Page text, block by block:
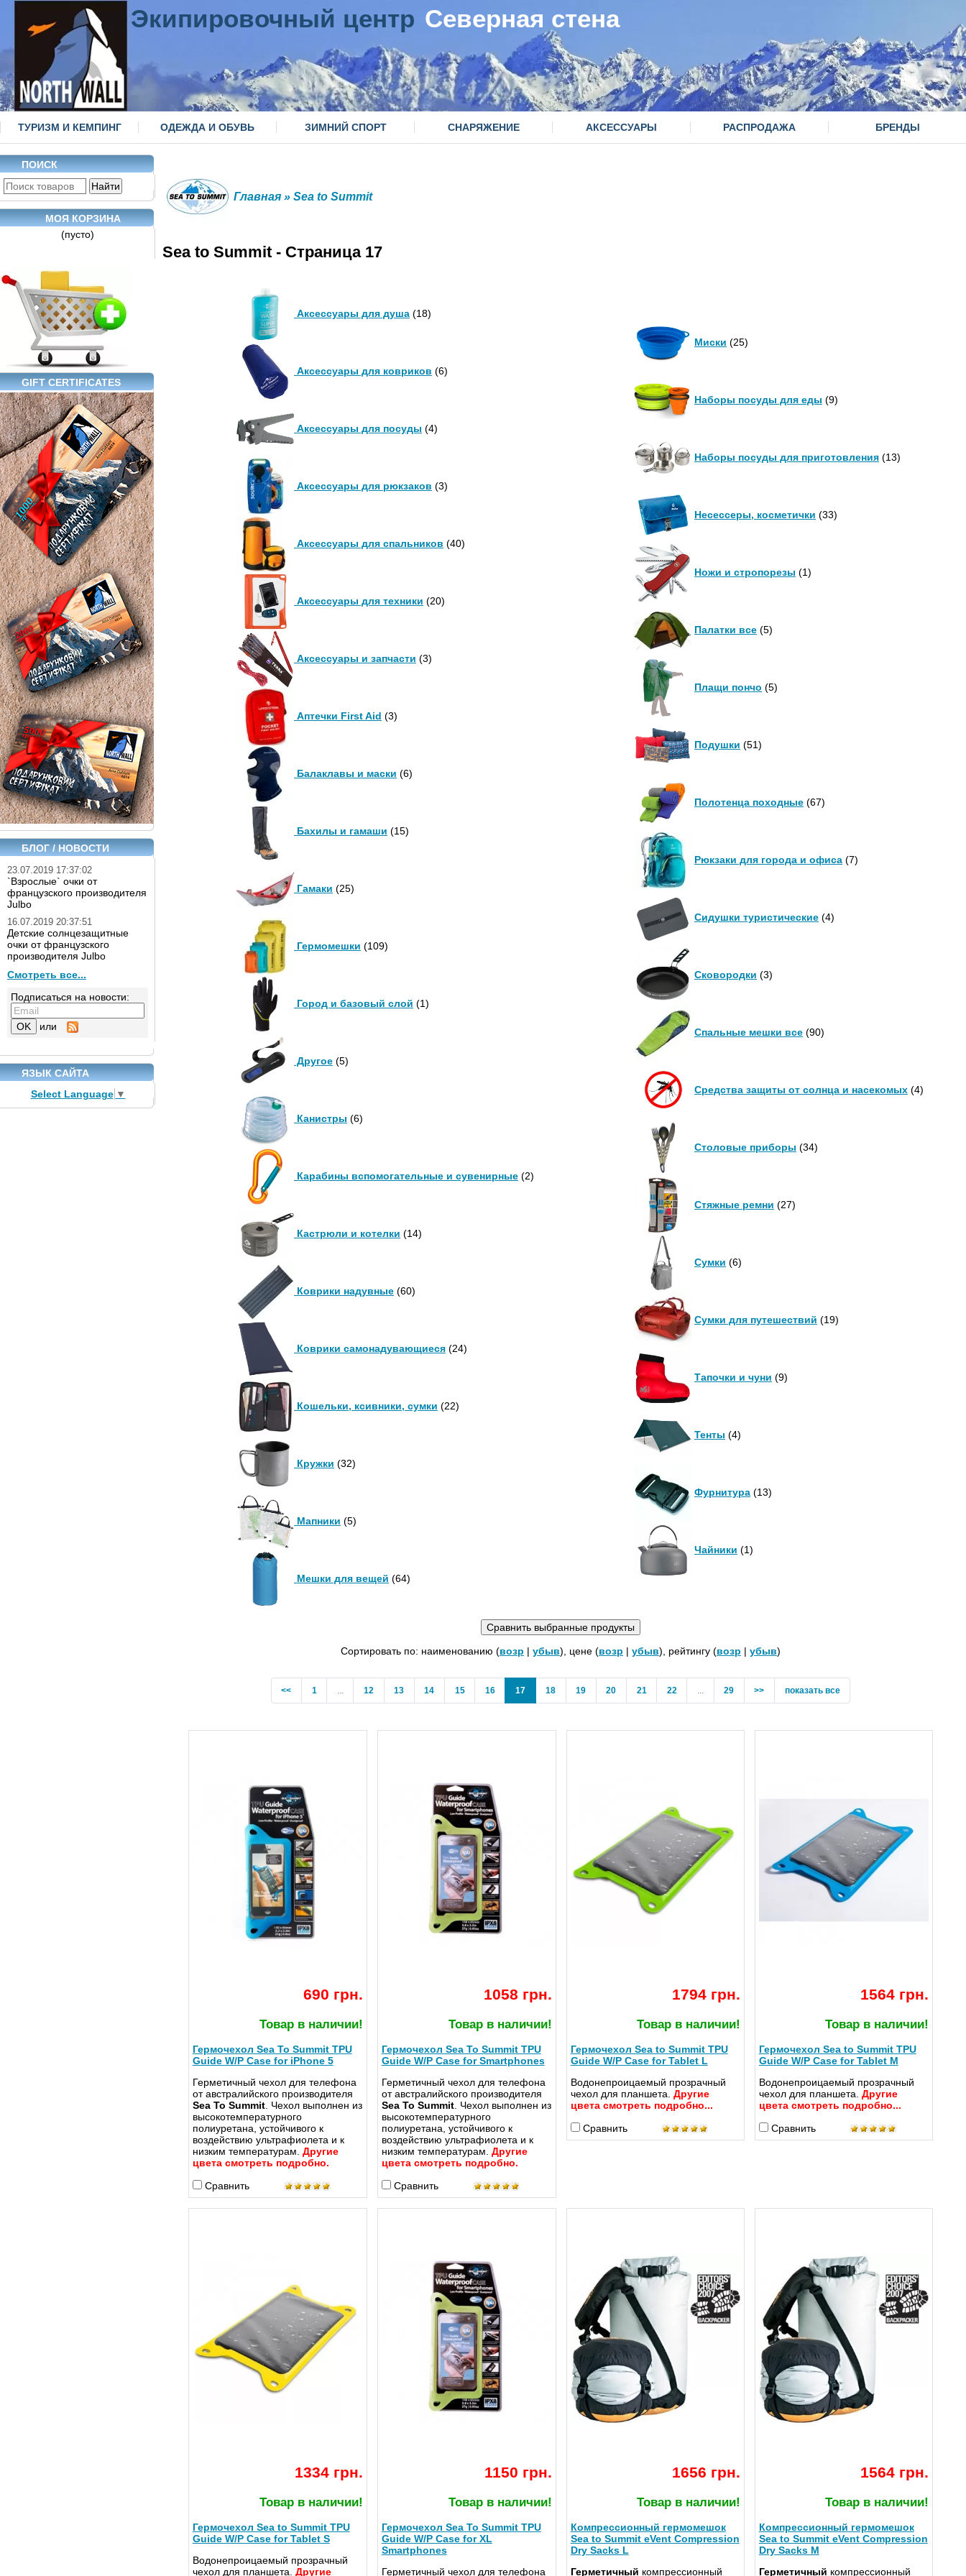
Экипировочный центр Северная стена
ТУРИЗМ И КЕМПИНГ ОДЕЖДА И ОБУВЬ ЗИМНИЙ СПОРТ СНАРЯЖЕНИЕ АКСЕССУАРЫ РАСПРОДАЖА БРЕНДЫ
ПОИСК
МОЯ КОРЗИНА
(пусто)
GIFT CERTIFICATES
БЛОГ / НОВОСТИ
23.07.2019 17:37:02
`Взрослые` очки от
французского производителя
Julbo
16.07.2019 20:37:51
Детские солнцезащитные
очки от французского
производителя Julbo
Смотреть все...
Подписаться на новости:
или
ЯЗЫК САЙТА
Select Language ▼
Главная » Sea to Summit
Sea to Summit - Страница 17
Аксессуары для душа (18)
Аксессуары для ковриков (6)
Аксессуары для посуды (4)
Аксессуары для рюкзаков (3)
Аксессуары для спальников (40)
Аксессуары для техники (20)
Аксессуары и запчасти (3)
Аптечки First Aid (3)
Балаклавы и маски (6)
Бахилы и гамаши (15)
Гамаки (25)
Гермомешки (109)
Город и базовый слой (1)
Другое (5)
Канистры (6)
Карабины вспомогательные и сувенирные (2)
Кастрюли и котелки (14)
Коврики надувные (60)
Коврики самонадувающиеся (24)
Кошельки, ксивники, сумки (22)
Кружки (32)
Мапники (5)
Мешки для вещей (64)
Миски (25)
Наборы посуды для еды (9)
Наборы посуды для приготовления (13)
Несессеры, косметички (33)
Ножи и стропорезы (1)
Палатки все (5)
Плащи пончо (5)
Подушки (51)
Полотенца походные (67)
Рюкзаки для города и офиса (7)
Сидушки туристические (4)
Сковородки (3)
Спальные мешки все (90)
Средства защиты от солнца и насекомых (4)
Столовые приборы (34)
Стяжные ремни (27)
Сумки (6)
Сумки для путешествий (19)
Тапочки и чуни (9)
Тенты (4)
Фурнитура (13)
Чайники (1)
Сортировать по: наименованию (возр | убыв), цене (возр | убыв), рейтингу (возр | убыв)
<<Previous
1 12 13 14 15 16 17(current)
18 19 20 21 22 29 >> показать все
690 грн.
Товар в наличии!
Гермочехол Sea To Summit TPU
Guide W/P Case for iPhone 5
Герметичный чехол для телефона
от австралийского производителя
Sea To Summit. Чехол выполнен из
высокотемпературного
полиуретана, устойчивого к
воздействию ультрафиолета и к
низким температурам. Другие
цвета смотреть подробно.
Сравнить
1058 грн.
Товар в наличии!
Гермочехол Sea To Summit TPU
Guide W/P Case for Smartphones
Герметичный чехол для телефона
от австралийского производителя
Sea To Summit. Чехол выполнен из
высокотемпературного
полиуретана, устойчивого к
воздействию ультрафиолета и к
низким температурам. Другие
цвета смотреть подробно.
Сравнить
1794 грн.
Товар в наличии!
Гермочехол Sea to Summit TPU
Guide W/P Case for Tablet L
Водонепроицаемый прозрачный
чехол для планшета. Другие
цвета смотреть подробно...
Сравнить
1564 грн.
Товар в наличии!
Гермочехол Sea to Summit TPU
Guide W/P Case for Tablet M
Водонепроицаемый прозрачный
чехол для планшета. Другие
цвета смотреть подробно...
Сравнить
1334 грн.
Товар в наличии!
Гермочехол Sea to Summit TPU
Guide W/P Case for Tablet S
Водонепроицаемый прозрачный
чехол для планшета. Другие
1150 грн.
Товар в наличии!
Гермочехол Sea To Summit TPU
Guide W/P Case for XL
Smartphones
Герметичный чехол для телефона
1656 грн.
Товар в наличии!
Компрессионный гермомешок
Sea to Summit eVent Compression
Dry Sacks L
Герметичный компрессионный
1564 грн.
Товар в наличии!
Компрессионный гермомешок
Sea to Summit eVent Compression
Dry Sacks M
Герметичный компрессионный